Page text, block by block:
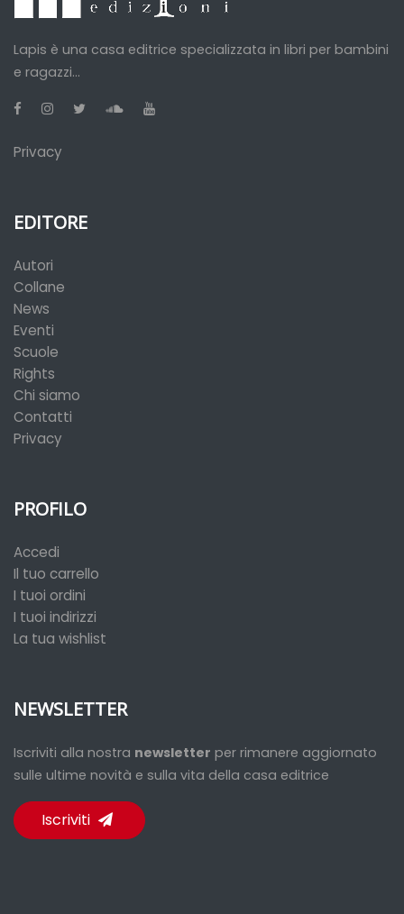
Lapis è una casa editrice specializzata in libri per bambini
e ragazzi...
Privacy
EDITORE
Autori
Collane
News
Eventi
Scuole
Rights
Chi siamo
Contatti
Privacy
PROFILO
Accedi
Il tuo carrello
I tuoi ordini
I tuoi indirizzi
La tua wishlist
NEWSLETTER
Iscriviti alla nostra newsletter per rimanere aggiornato
sulle ultime novità e sulla vita della casa editrice
Iscriviti